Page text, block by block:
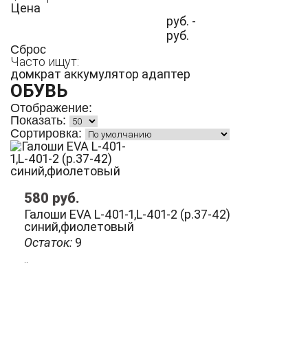
Цена
руб. -
руб.
Сброс
Часто ищут:
домкрат аккумулятор адаптер
ОБУВЬ
Отображение:
Показать:
Сортировка:
Остаток: 9
Галоши EVA L-401-1,L-401-2 (р.37-42)
синий,фиолетовый
580 руб.